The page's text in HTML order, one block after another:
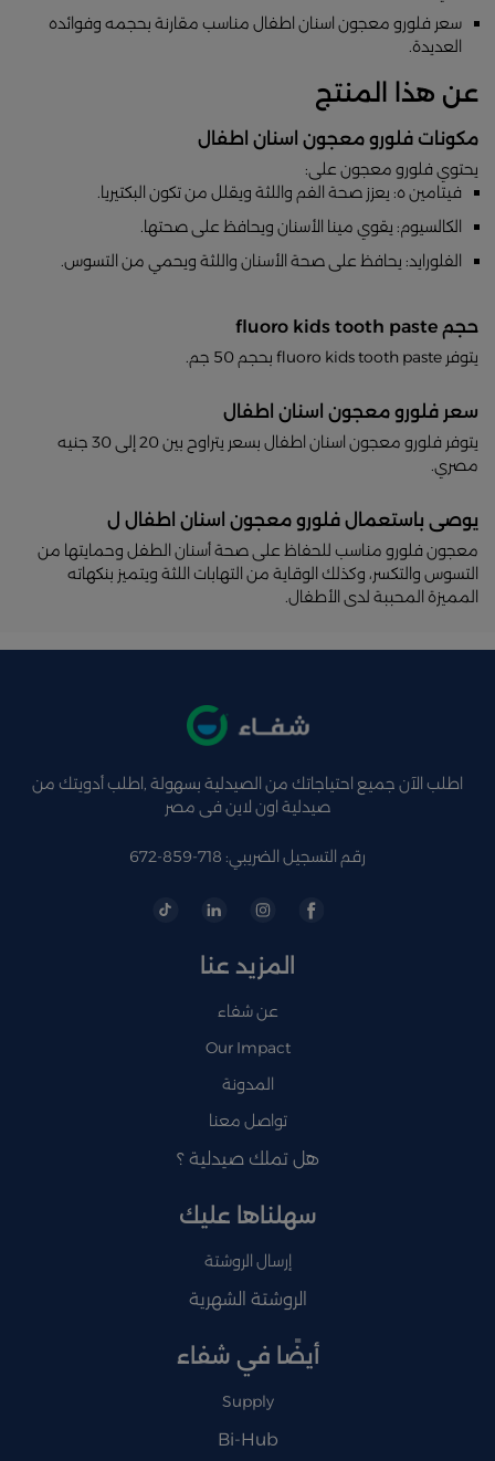
سعر فلورو معجون اسنان اطفال مناسب مقارنة بحجمه وفوائده
العديدة.
عن هذا المنتج
مكونات فلورو معجون اسنان اطفال
يحتوي فلورو معجون على:
فيتامين ه: يعزز صحة الفم واللثة ويقلل من تكون البكتيريا.
الكالسيوم: يقوي مينا الأسنان ويحافظ على صحتها.
الفلورايد: يحافظ على صحة الأسنان واللثة ويحمي من التسوس.
حجم fluoro kids tooth paste
يتوفر fluoro kids tooth paste بحجم 50 جم.
سعر فلورو معجون اسنان اطفال
يتوفر فلورو معجون اسنان اطفال بسعر يتراوح بين 20 إلى 30 جنيه
مصري.
يوصى باستعمال فلورو معجون اسنان اطفال ل
معجون فلورو مناسب للحفاظ على صحة أسنان الطفل وحمايتها من
التسوس والتكسر، وكذلك الوقاية من التهابات اللثة ويتميز بنكهاته
المميزة المحببة لدى الأطفال.
اطلب الآن جميع احتياجاتك من الصيدلية بسهولة ,اطلب أدويتك من
صيدلية اون لاين فى مصر
رقم التسجيل الضريبي: 718-859-672
المزيد عنا
عن شفاء
Our Impact
المدونة
تواصل معنا
هل تملك صيدلية ؟
سهلناها عليك
إرسال الروشتة
الروشتة الشهرية
أيضًا في شفاء
Supply
Bi-Hub